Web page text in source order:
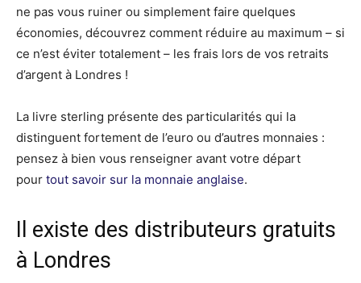
ne pas vous ruiner ou simplement faire quelques
économies, découvrez comment réduire au maximum – si
ce n’est éviter totalement – les frais lors de vos retraits
d’argent à Londres !
La livre sterling présente des particularités qui la
distinguent fortement de l’euro ou d’autres monnaies :
pensez à bien vous renseigner avant votre départ
pour tout savoir sur la monnaie anglaise.
Il existe des distributeurs gratuits
à Londres